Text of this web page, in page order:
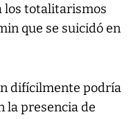
los totalitarismos
que se suicidó en
difícilmente podría
la presencia de